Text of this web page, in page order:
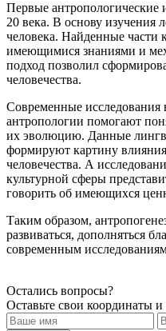
Первые антропологические
20 века. В основу изучения
человека. Найденные части
имеющимися знаниями и
подход позволил
человечества.
Современные исследования
антропологии помогают
их эволюцию. Данные
формируют картину
человечества. А
культурной сферы
говорить об имеющихся
Таким образом,
развиваться, дополняться
современным
Остались вопросы?
Оставьте свои координаты